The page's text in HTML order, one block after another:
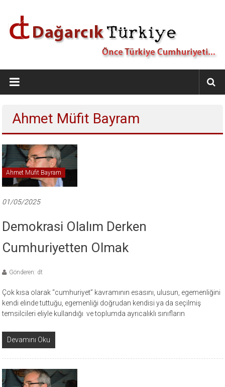
Dağarcık
Türkiye
Türkiye
Cumhuriyeti…
Ahmet Müfit Bayram
Ahmet Müfit Bayram
01/05/2025
Demokrasi Olalım Derken
Cumhuriyetten Olmak
Gönderen: dt
Çok kısa olarak “cumhuriyet” kavramının esasını, ulusun, egemenliğini
kendi elinde tuttuğu, egemenliği doğrudan kendisi ya da seçilmiş
temsilcileri eliyle kullandığı ve toplumda ayrıcalıklı sınıfların
Devamını Oku